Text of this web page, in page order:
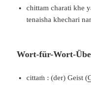
chittam charati khe
tenaisha khechari
Wort-für-Wort-
cittaṁ : (der) Geist (